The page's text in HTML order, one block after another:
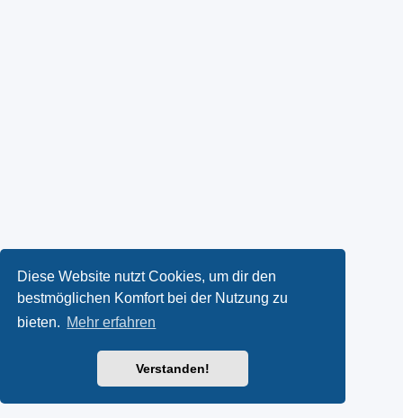
Diese Website nutzt Cookies, um dir den
bestmöglichen Komfort bei der Nutzung zu
bieten. Mehr erfahren
Verstanden!